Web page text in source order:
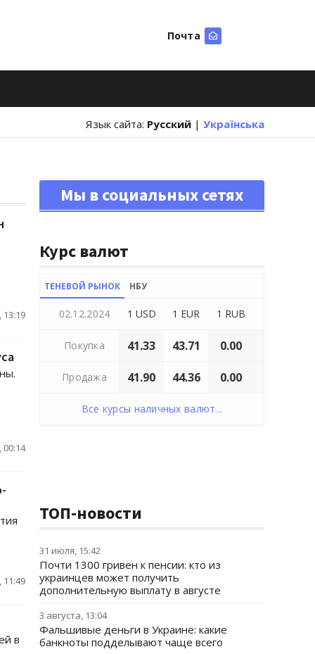
Почта
Язык сайта: Русский | Українська
13:19
00:14
11:49
в
Мы в социальных сетях
Курс валют
ТЕНЕВОЙ РЫНОК НБУ
02.12.2024 1 USD 1 EUR 1 RUB
Покупка 41.33 43.71 0.00
Продажа 41.90 44.36 0.00
Все курсы наличных валют...
ТОП-новости
31 июля, 15:42
Почти 1300 гривен к пенсии: кто из
украинцев может получить
дополнительную выплату в августе
3 августа, 13:04
Фальшивые деньги в Украине: какие
банкноты подделывают чаще всего